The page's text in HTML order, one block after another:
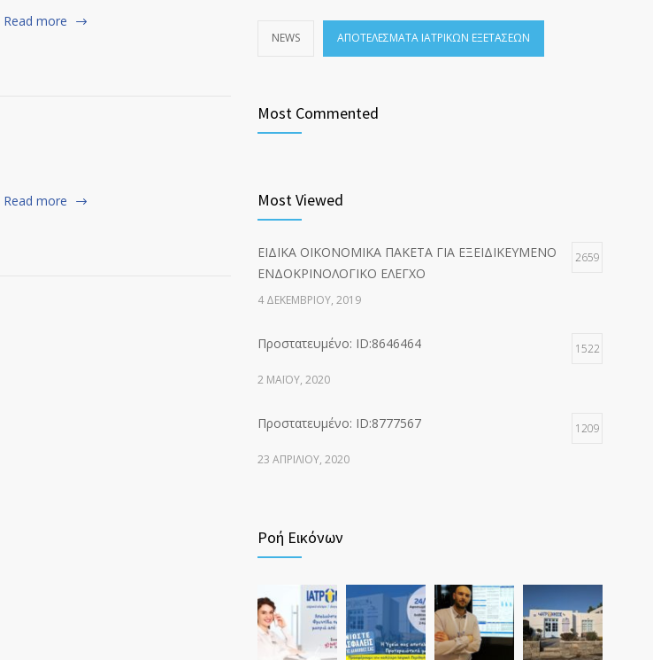
Read more
Read more
NEWS ΑΠΟΤΕΛΈΣΜΑΤΑ ΙΑΤΡΙΚΏΝ ΕΞΕΤΆΣΕΩΝ
Most Commented
Most Viewed
ΕΙΔΙΚΑ ΟΙΚΟΝΟΜΙΚΑ ΠΑΚΕΤΑ ΓΙΑ ΕΞΕΙΔΙΚΕΥΜΕΝΟ
ΕΝΔΟΚΡΙΝΟΛΟΓΙΚΟ ΕΛΕΓΧΟ
2659
4 ΔΕΚΕΜΒΡΊΟΥ, 2019
Πρoστατευμένο: ID:8646464 1522
2 ΜΑΪ́ΟΥ, 2020
Πρoστατευμένο: ID:8777567 1209
23 ΑΠΡΙΛΊΟΥ, 2020
Ροή Εικόνων